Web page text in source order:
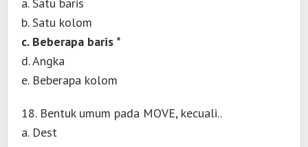
b. Satu kolom
c. Beberapa baris *
d. Angka
e. Beberapa kolom
18. Bentuk umum pada MOVE, kecuali..
a. Dest